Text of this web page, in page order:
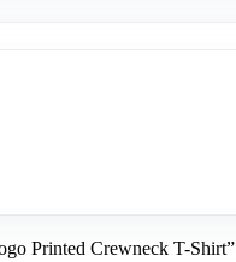
Printed Crewneck T-Shirt”